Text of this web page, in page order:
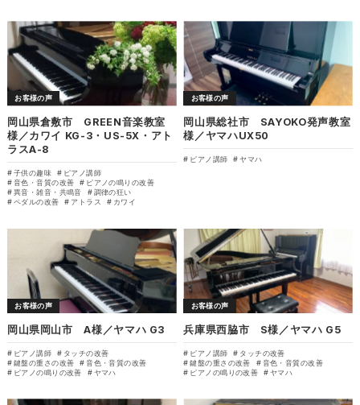
お客様の声
岡山県倉敷市 GREEN音楽教室
様／カワイ KG-3・US-5X・アト
ラスA-8
子供の趣味
ピアノ講師
音色・音質の改善
ピアノの鳴りの改善
異音・雑音・共鳴音
調律の狂い
ペダルの改善
アトラス カワイ
お客様の声
岡山県総社市 SAYOKO発声教室
様／ヤマハUX50
ピアノ講師 ヤマハ
お客様の声
岡山県岡山市 A様／ヤマハ G3
ピアノ講師
タッチの改善
鍵盤の重さの改善
音色・音質の改善
ピアノの鳴りの改善
ヤマハ
お客様の声
兵庫県西脇市 S様／ヤマハ G5
ピアノ講師
タッチの改善
鍵盤の重さの改善
音色・音質の改善
ピアノの鳴りの改善
ヤマハ